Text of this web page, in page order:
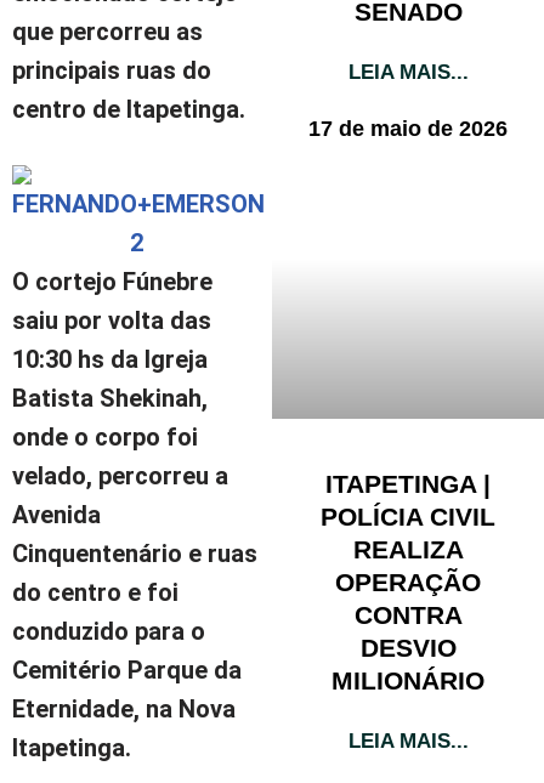
que percorreu as
principais ruas do
centro de Itapetinga.
O cortejo Fúnebre
saiu por volta das
10:30 hs da Igreja
Batista Shekinah,
onde o corpo foi
velado, percorreu a
Avenida
Cinquentenário e ruas
do centro e foi
conduzido para o
Cemitério Parque da
Eternidade, na Nova
Itapetinga.
SENADO
LEIA MAIS...
17 de maio de 2026
ITAPETINGA |
POLÍCIA CIVIL
REALIZA
OPERAÇÃO
CONTRA
DESVIO
MILIONÁRIO
LEIA MAIS...